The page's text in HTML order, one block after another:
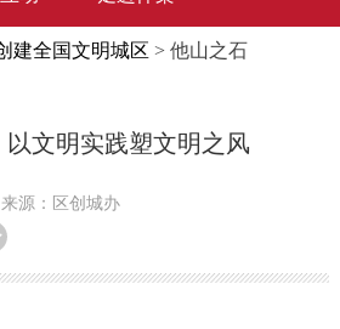
建全国文明城区 > 他山之石
以文明实践塑文明之风
来源：区创城办